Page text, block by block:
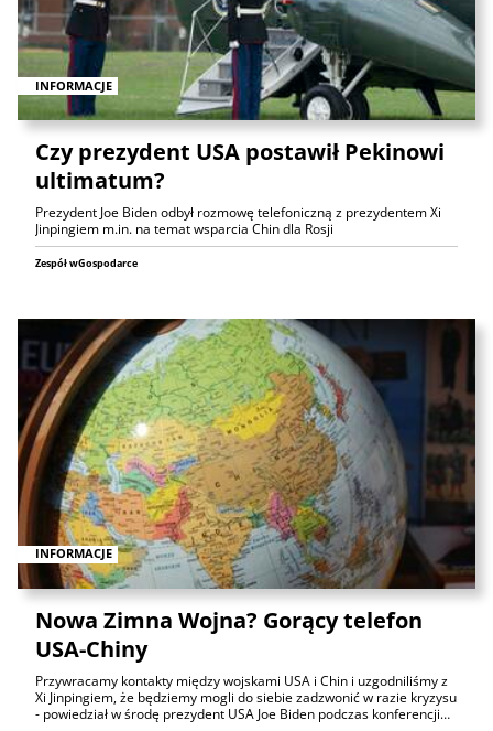
INFORMACJE
Czy prezydent USA postawił Pekinowi
ultimatum?
Prezydent Joe Biden odbył rozmowę telefoniczną z prezydentem Xi
Jinpingiem m.in. na temat wsparcia Chin dla Rosji
Zespół wGospodarce
INFORMACJE
Nowa Zimna Wojna? Gorący telefon
USA-Chiny
Przywracamy kontakty między wojskami USA i Chin i uzgodniliśmy z
Xi Jinpingiem, że będziemy mogli do siebie zadzwonić w razie kryzysu
- powiedział w środę prezydent USA Joe Biden podczas konferencji…